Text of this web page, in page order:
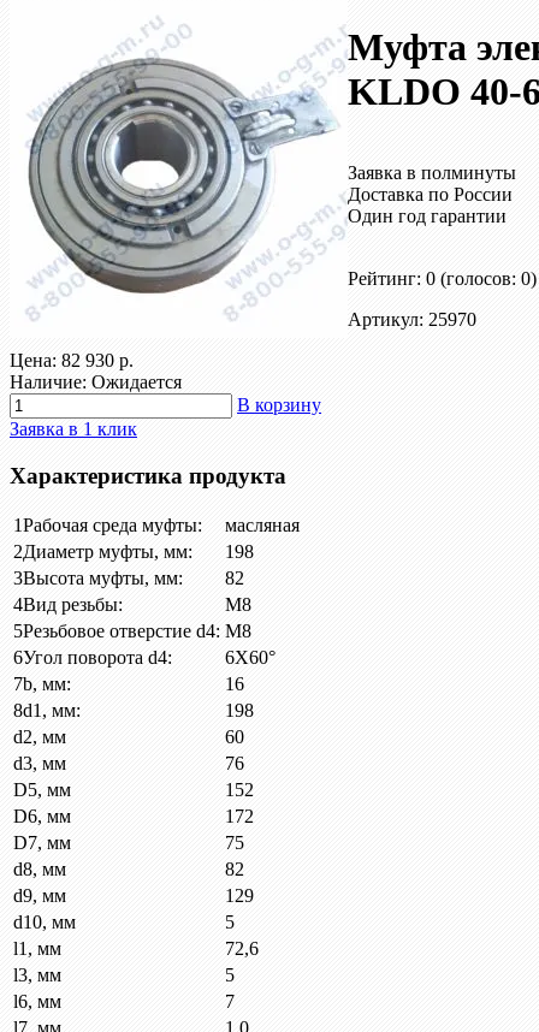
Муфта
KLDO 40-
Заявка в полминуты
Доставка по России
Один год гарантии
Рейтинг: 0 (голосов: 0)
Артикул: 25970
Цена: 82 930 р.
Наличие: Ожидается
В корзину
Заявка в 1 клик
Характеристика продукта
1Рабочая среда муфты:
масляная
2Диаметр муфты, мм:
198
3Высота муфты, мм:
82
4Вид резьбы:
М8
5Резьбовое отверстие d4: М8
6Угол поворота d4:
6X60°
7b, мм:
16
8d1, мм:
198
d2, мм
60
d3, мм
76
D5, мм
152
D6, мм
172
D7, мм
75
d8, мм
82
d9, мм
129
d10, мм
5
l1, мм
72,6
l3, мм
5
l6, мм
7